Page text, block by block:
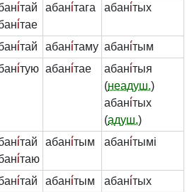
і́тай
і́тае
абані́тага абані́тых
і́тай абані́таму абані́тым
і́тую абані́тае абані́тыя
(неадуш.)
абані́тых
(адуш.)
і́тай
і́таю
абані́тым абані́тымі
і́тай абані́тым абані́тых